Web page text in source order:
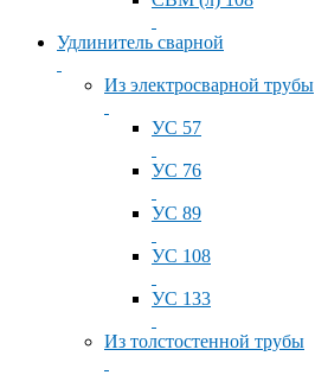
Удлинитель сварной
Из электросварной трубы
УС 57
УС 76
УС 89
УС 108
УС 133
Из толстостенной трубы